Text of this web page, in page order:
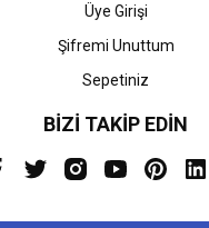
Üye Girişi
Şifremi Unuttum
Sepetiniz
BİZİ TAKİP EDİN